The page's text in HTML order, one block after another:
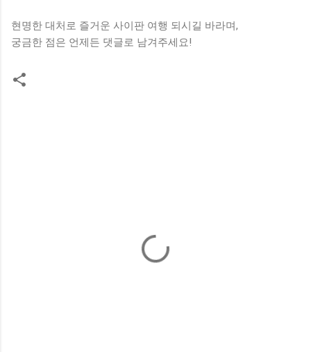
현명한 대처로 즐거운 사이판 여행 되시길 바라며,
궁금한 점은 언제든 댓글로 남겨주세요!